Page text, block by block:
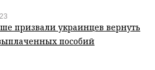
призвали украинцев вернуть
пособий